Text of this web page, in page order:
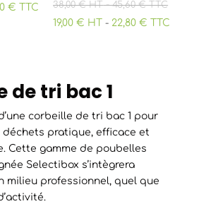
€ TTC 38,00 € HT-45,60 € TTC
19,00 € HT - 22,80 € TTC
de tri bac 1
corbeille de tri bac 1 pour
déchets pratique, efficace et
Cette gamme de poubelles
Selectibox s’intègrera
milieu professionnel, quel que